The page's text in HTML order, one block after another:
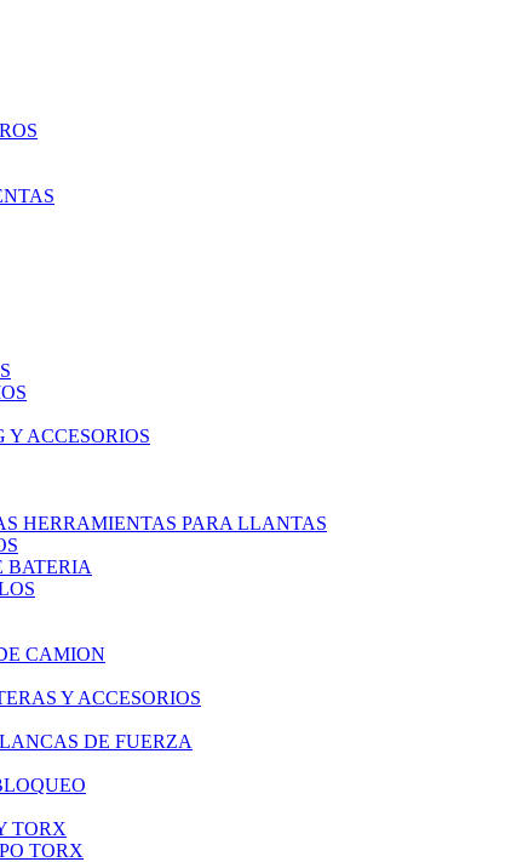
Y ACCESORIOS
HERRAMIENTAS PARA LLANTAS
BATERIA
CAMION
Y ACCESORIOS
DE FUERZA
TORX
TORX